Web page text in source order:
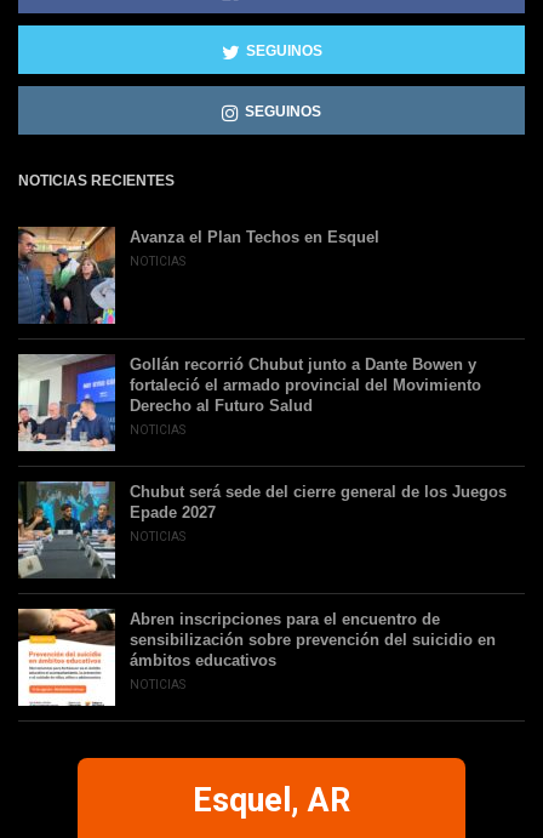
SEGUINOS
SEGUINOS
NOTICIAS RECIENTES
Avanza el Plan Techos en Esquel
NOTICIAS
Gollán recorrió Chubut junto a Dante Bowen y
fortaleció el armado provincial del Movimiento
Derecho al Futuro Salud
NOTICIAS
Chubut será sede del cierre general de los Juegos
Epade 2027
NOTICIAS
Abren inscripciones para el encuentro de
sensibilización sobre prevención del suicidio en
ámbitos educativos
NOTICIAS
Esquel, AR